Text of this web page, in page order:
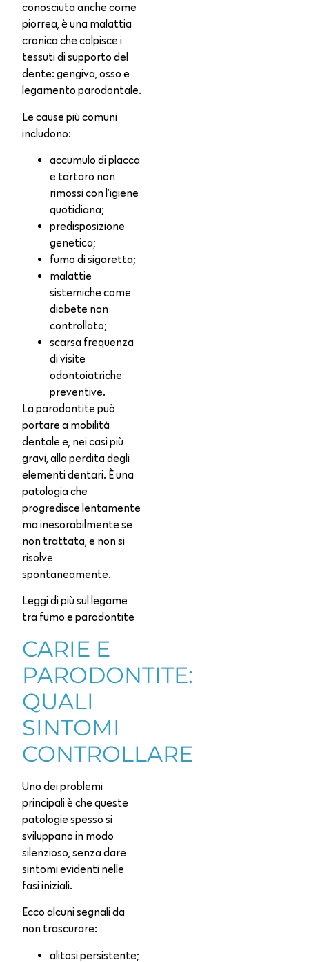
conosciuta anche come
piorrea, è una malattia
cronica che colpisce i
tessuti di supporto del
dente: gengiva, osso e
legamento parodontale.
Le cause più comuni
includono:
accumulo di placca
e tartaro non
rimossi con l’igiene
quotidiana;
predisposizione
genetica;
fumo di sigaretta;
malattie
sistemiche come
diabete non
controllato;
scarsa frequenza
di visite
odontoiatriche
preventive.
La parodontite può
portare a mobilità
dentale e, nei casi più
gravi, alla perdita degli
elementi dentari. È una
patologia che
progredisce lentamente
ma inesorabilmente se
non trattata, e non si
risolve
spontaneamente.
Leggi di più sul legame
tra fumo e parodontite
CARIE E
PARODONTITE:
QUALI
SINTOMI
CONTROLLARE
Uno dei problemi
principali è che queste
patologie spesso si
sviluppano in modo
silenzioso, senza dare
sintomi evidenti nelle
fasi iniziali.
Ecco alcuni segnali da
non trascurare:
alitosi persistente;